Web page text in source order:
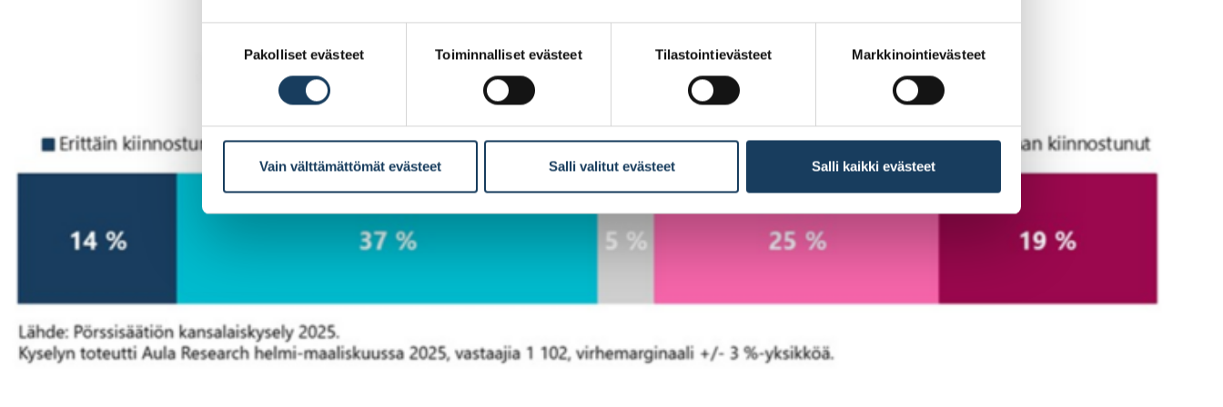
Pakolliset evästeet Toiminnalliset evästeet Tilastointievästeet Markkinointievästeet
Vain välttämättömät evästeet Salli valitut evästeet Salli kaikki evästeet